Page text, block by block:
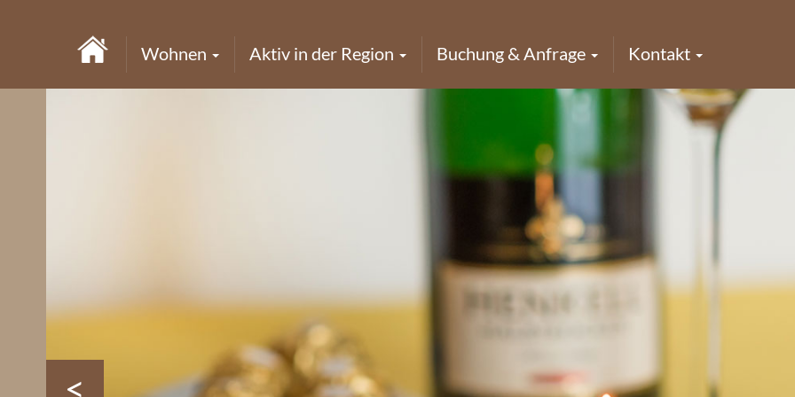
Wohnen Aktiv in der Region Buchung & Anfrage Kontakt
<